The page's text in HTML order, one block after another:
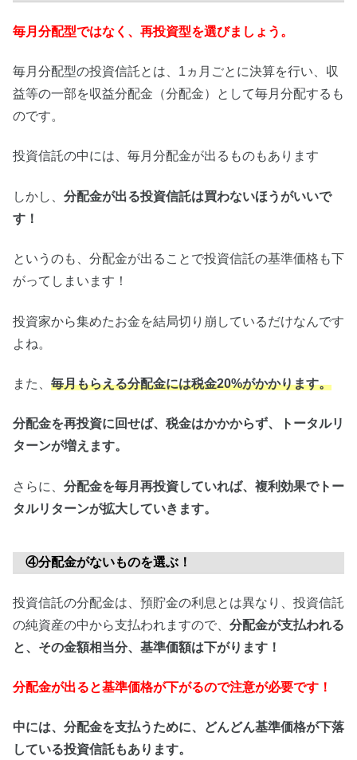
毎月分配型ではなく、再投資型を選びましょう。
毎月分配型の投資信託とは、1ヵ月ごとに決算を行い、収
益等の一部を収益分配金（分配金）として毎月分配するも
のです。
投資信託の中には、毎月分配金が出るものもあります
しかし、 分配金が出る投資信託は買わないほうがいいで
す！
というのも、分配金が出ることで投資信託の基準価格も下
がってしまいます！
投資家から集めたお金を結局切り崩しているだけなんです
よね。
また、 毎月もらえる分配金には税金20%がかかります。
分配金を再投資に回せば、税金はかかからず、トータルリ
ターンが増えます。
さらに、 分配金を毎月再投資していれば、複利効果でトー
タルリターンが拡大していきます。
④分配金がないものを選ぶ！
投資信託の分配金は、預貯金の利息とは異なり、投資信託
の純資産の中から支払われますので、 分配金が支払われる
と、その金額相当分、基準価額は下がります！
分配金が出ると基準価格が下がるので注意が必要です！
中には、分配金を支払うために、どんどん基準価格が下落
している投資信託もあります。